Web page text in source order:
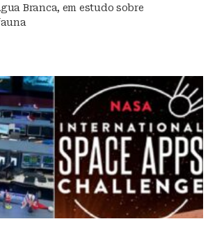
Branca, em estudo sobre